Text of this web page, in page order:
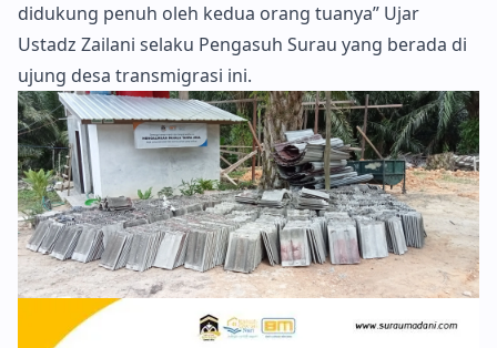
didukung penuh oleh kedua orang tuanya” Ujar
Ustadz Zailani selaku Pengasuh Surau yang berada di
ujung desa transmigrasi ini.